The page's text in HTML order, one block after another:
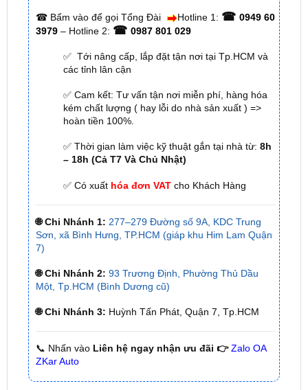
☎Bấm vào để gọi Tổng Đài Hotline 1: ☎ 0949 60
3979 – Hotline 2: ☎ 0987 801 029
✅ Tới nâng cấp, lắp đặt tận nơi tại Tp.HCM và
các tỉnh lân cận
✅ Cam kết: Tư vấn tận nơi miễn phí, hàng hóa
kém chất lượng ( hay lỗi do nhà sản xuất ) =>
hoàn tiền 100%.
✅ Thời gian làm việc kỹ thuật gắn tại nhà từ: 8h
– 18h (Cả T7 Và Chủ Nhật)
✅ Có xuất hóa đơn VATcho Khách Hàng
🌐 Chi Nhánh 1: 277–279 Đường số 9A, KDC Trung
Sơn, xã Bình Hưng, TP.HCM (giáp khu Him Lam Quận
7)
🌐 Chi Nhánh 2: 93 Trương Định, Phường Thủ Dầu
Một, Tp.HCM (Bình Dương cũ)
🌐 Chi Nhánh 3: Huỳnh Tấn Phát, Quận 7, Tp.HCM
📞 Nhấn vàoLiên hệ ngay nhận ưu đãi 👉 Zalo OA
ZKar Auto